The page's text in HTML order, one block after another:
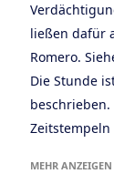
ließen dafür
Romero.
Die Stunde
MEHR ANZEIGEN